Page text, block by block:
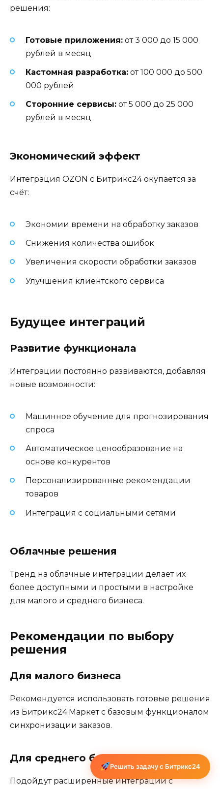
решения:
Готовые приложения: от 3 000 до 15 000
рублей в месяц
Кастомная разработка: от 100 000 до 500
000 рублей
Сторонние сервисы: от 5 000 до 25 000
рублей в месяц
Экономический эффект
Интеграция OZON с Битрикс24 окупается за
счёт:
Экономии времени на обработку заказов
Снижения количества ошибок
Увеличения скорости обработки заказов
Улучшения клиентского сервиса
Будущее интеграций
Развитие функционала
Интеграции постоянно развиваются, добавляя
новые возможности:
Машинное обучение для прогнозирования
спроса
Автоматическое ценообразование на
основе конкурентов
Персонализированные рекомендации
товаров
Интеграция с социальными сетями
Облачные решения
Тренд на облачные интеграции делает их
более доступными и простыми в настройке
для малого и среднего бизнеса.
Рекомендации по выбору
решения
Для малого бизнеса
Рекомендуется использовать готовые решения
из Битрикс24.Маркет с базовым функционалом
синхронизации заказов.
Для среднего бизнеса
Подойдут расширенные интеграции с
Решить задачу с Битрикс24